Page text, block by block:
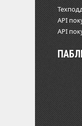
API
API